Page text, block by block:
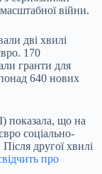
війни.
дві хвилі
170
гранти для
640 нових
показала, що на
соціально-
другої хвилі
про